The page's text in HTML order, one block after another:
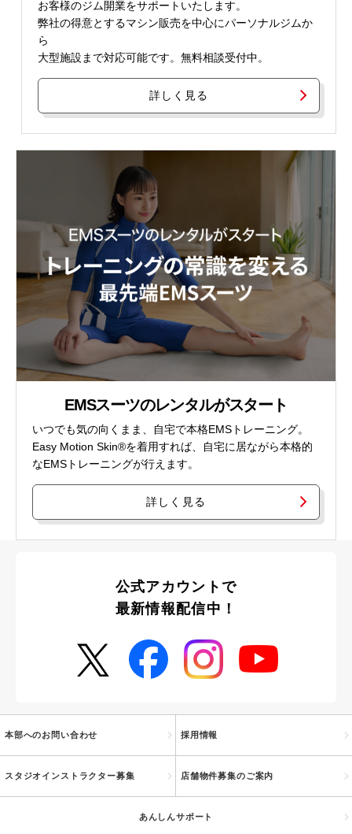
お客様のジム開業をサポートいたします。
弊社の得意とするマシン販売を中心にパーソナルジムか
ら
大型施設まで対応可能です。無料相談受付中。
詳しく見る
EMSスーツのレンタルがスタート
いつでも気の向くまま、自宅で本格EMSトレーニング。
Easy Motion Skin®を着用すれば、自宅に居ながら本格的
なEMSトレーニングが行えます。
詳しく見る
公式アカウントで
最新情報配信中！
本部へのお問い合わせ 採用情報
スタジオインストラクター募集 店舗物件募集のご案内
あんしんサポート